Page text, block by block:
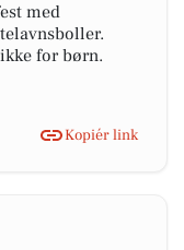
med
for børn.
Kopiér link